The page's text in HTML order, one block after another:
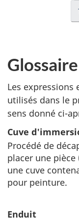
Les
utilisés dans le
sens donné ci-
Cuve
Procédé de
placer une
une cuve
pour peinture.
Enduit